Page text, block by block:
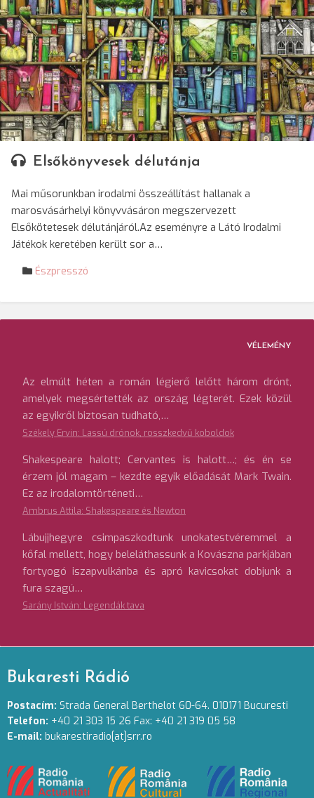
Elsőkönyvesek délutánja
Mai műsorunkban irodalmi összeállítást hallanak a
marosvásárhelyi könyvvásáron megszervezett
Elsőkötetesek délutánjáról.Az eseményre a Látó Irodalmi
Játékok keretében került sor a…
Észpresszó
VÉLEMÉNY
Az elmúlt héten a román légierő lelőtt három drónt,
amelyek megsértették az ország légterét. Ezek közül
az egyikről biztosan tudható,…
Székely Ervin: Lassú drónok, rosszkedvű koboldok
Shakespeare halott; Cervantes is halott…; és én se
érzem jól magam – kezdte egyik előadását Mark Twain.
Ez az irodalomtörténeti…
Ambrus Attila: Shakespeare és Newton
Lábujjhegyre csimpaszkodtunk unokatestvéremmel a
kőfal mellett, hogy beleláthassunk a Kovászna parkjában
fortyogó iszapvulkánba és apró kavicsokat dobjunk a
fura szagú…
Sarány István: Legendák tava
Bukaresti Rádió
Postacím: Strada General Berthelot 60-64. 010171 Bucuresti
Telefon: +40 21 303 15 26 Fax: +40 21 319 05 58
E-mail: bukarestiradio[at]srr.ro